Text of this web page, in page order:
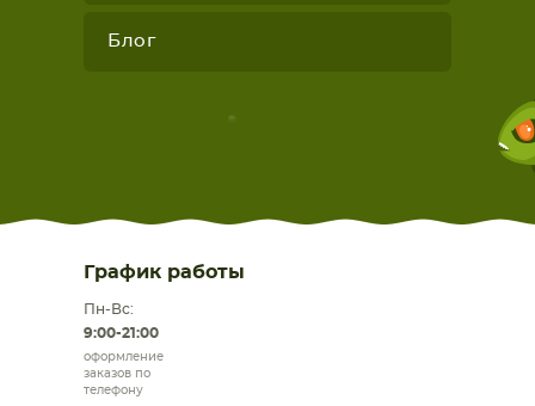
Блог
График работы
Пн-Вс:
9:00-21:00
оформление
заказов по
телефону